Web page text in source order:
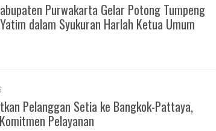
Purwakarta Gelar Potong Tumpeng
dalam Syukuran Harlah Ketua Umum
Pelanggan Setia ke Bangkok-Pattaya,
Pelayanan